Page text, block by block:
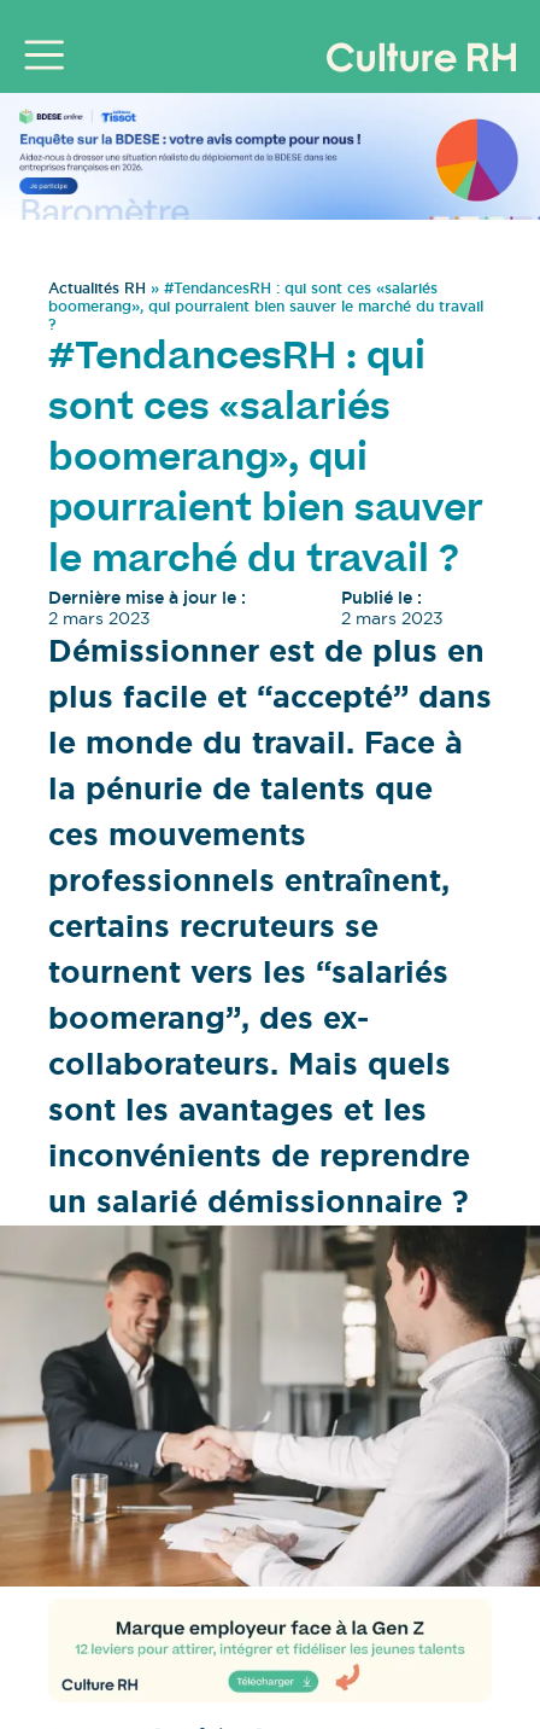
Actualités RH » #TendancesRH : qui sont ces «salariés
boomerang», qui pourraient bien sauver le marché du travail
?
#TendancesRH : qui
sont ces «salariés
boomerang», qui
pourraient bien sauver
le marché du travail ?
Dernière mise à jour le :
2 mars 2023
Publié le :
2 mars 2023
Démissionner est de plus en
plus facile et “accepté” dans
le monde du travail. Face à
la pénurie de talents que
ces mouvements
professionnels entraînent,
certains recruteurs se
tournent vers les “salariés
boomerang”, des ex-
collaborateurs. Mais quels
sont les avantages et les
inconvénients de reprendre
un salarié démissionnaire ?